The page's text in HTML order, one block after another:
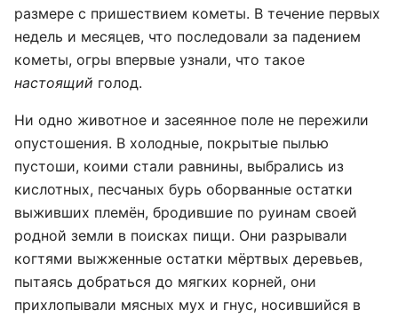
размере с пришествием кометы. В течение первых
недель и месяцев, что последовали за падением
кометы, огры впервые узнали, что такое
настоящий голод.
Ни одно животное и засеянное поле не пережили
опустошения. В холодные, покрытые пылью
пустоши, коими стали равнины, выбрались из
кислотных, песчаных бурь оборванные остатки
выживших племён, бродившие по руинам своей
родной земли в поисках пищи. Они разрывали
когтями выжженные остатки мёртвых деревьев,
пытаясь добраться до мягких корней, они
прихлопывали мясных мух и гнус, носившийся в